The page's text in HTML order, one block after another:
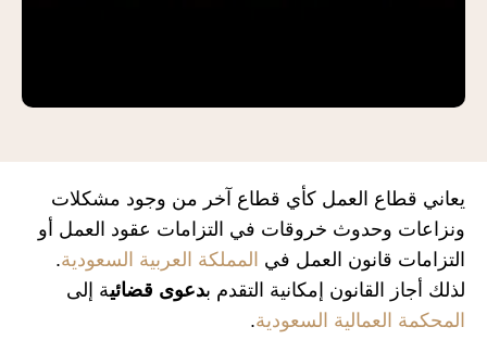
يعاني قطاع العمل كأي قطاع آخر من وجود مشكلات
ونزاعات وحدوث خروقات في التزامات عقود العمل أو
التزامات قانون العمل في المملكة العربية السعودية.
لذلك أجاز القانون إمكانية التقدم بدعوى قضائية إلى
المحكمة العمالية السعودية.